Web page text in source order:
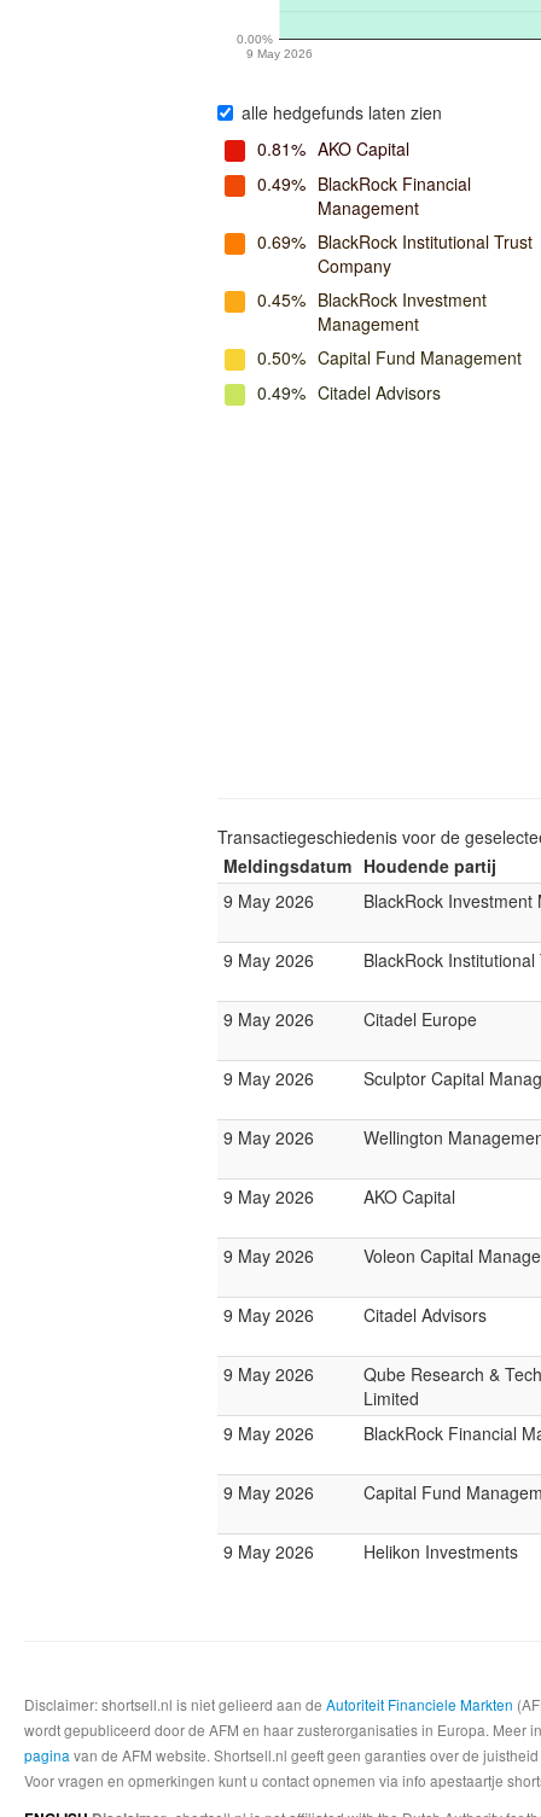
9 May 2026
0.00%
alle hedgefunds laten zien
0.81% AKO Capital
0.49% BlackRock Financial
Management
0.69% BlackRock Institutional Trust
Company
0.45% BlackRock Investment
Management
0.50% Capital Fund Management
0.49% Citadel Advisors
Transactiegeschiedenis voor de
Meldingsdatum Houdende partij
9 May 2026
BlackRock Investment
9 May 2026 BlackRock
9 May 2026 Citadel Europe
9 May 2026 Sculptor Capital
9 May 2026 Wellington
9 May 2026 AKO Capital
9 May 2026 Voleon Capital
9 May 2026 Citadel Advisors
9 May 2026
Qube Research &
Limited
9 May 2026
BlackRock Financial
9 May 2026 Capital Fund
9 May 2026 Helikon Investments
Disclaimer: shortsell.nl is niet gelieerd aan de Autoriteit Financiele Markten
wordt gepubliceerd door de AFM en haar zusterorganisaties in Europa.
pagina van de AFM website. Shortsell.nl geeft geen garanties over de
Voor vragen en opmerkingen kunt u contact opnemen via info apestaartje